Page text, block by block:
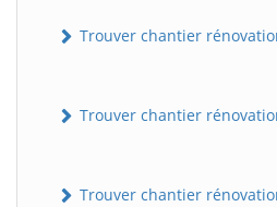
Trouver chantier
Trouver chantier
Trouver chantier